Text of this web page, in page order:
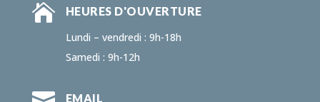

HEURES D'OUVERTURE
Lundi – vendredi : 9h-18h
Samedi : 9h-12h
EMAIL